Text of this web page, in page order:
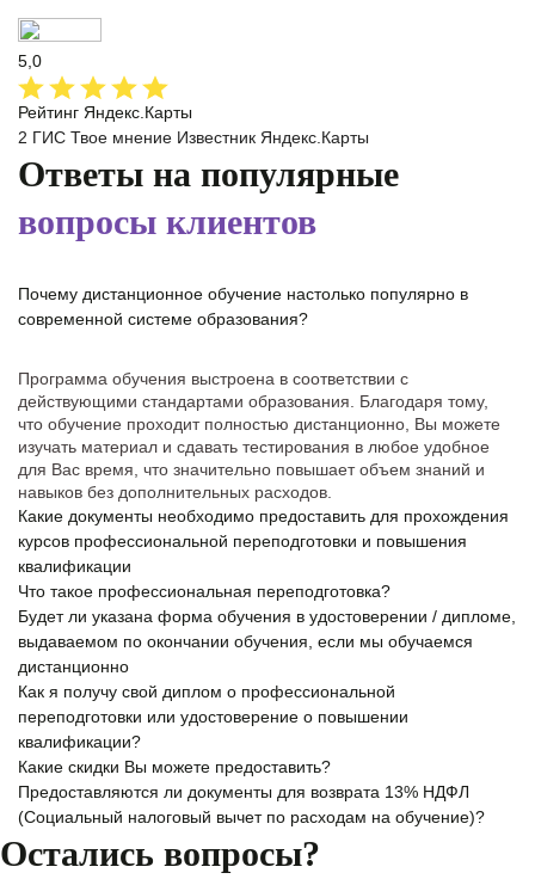
5,0
Рейтинг Яндекс.Карты
2 ГИС Твое мнение Известник Яндекс.Карты
Ответы на популярные
вопросы клиентов
Почему дистанционное обучение настолько популярно в
современной системе образования?
Программа обучения выстроена в соответствии с
действующими стандартами образования. Благодаря тому,
что обучение проходит полностью дистанционно, Вы можете
изучать материал и сдавать тестирования в любое удобное
для Вас время, что значительно повышает объем знаний и
навыков без дополнительных расходов.
Какие документы необходимо предоставить для прохождения
курсов профессиональной переподготовки и повышения
квалификации
Что такое профессиональная переподготовка?
Будет ли указана форма обучения в удостоверении / дипломе,
выдаваемом по окончании обучения, если мы обучаемся
дистанционно
Как я получу свой диплом о профессиональной
переподготовки или удостоверение о повышении
квалификации?
Какие скидки Вы можете предоставить?
Предоставляются ли документы для возврата 13% НДФЛ
(Социальный налоговый вычет по расходам на обучение)?
Остались вопросы?